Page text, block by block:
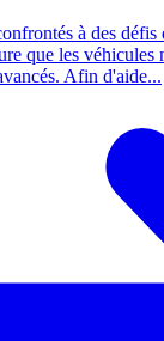
à des
que les véhicules
Afin d'aide...